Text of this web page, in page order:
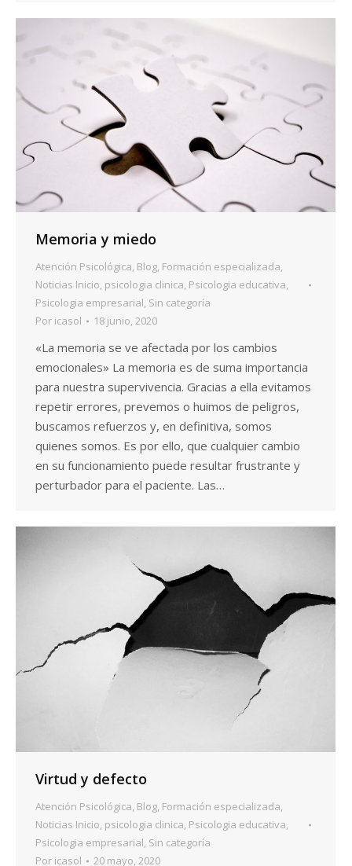
Memoria y miedo
Atención Psicológica, Blog, Formación especializada,
Noticias Inicio, psicologia clinica, Psicologia educativa,
Psicologia empresarial, Sin categoría
Por icasol 18 junio, 2020
«La memoria se ve afectada por los cambios
emocionales» La memoria es de suma importancia
para nuestra supervivencia. Gracias a ella evitamos
repetir errores, prevemos o huimos de peligros,
buscamos refuerzos y, en definitiva, somos
quienes somos. Es por ello, que cualquier cambio
en su funcionamiento puede resultar frustrante y
perturbador para el paciente. Las…
Virtud y defecto
Atención Psicológica, Blog, Formación especializada,
Noticias Inicio, psicologia clinica, Psicologia educativa,
Psicologia empresarial, Sin categoría
Por icasol 20 mayo, 2020